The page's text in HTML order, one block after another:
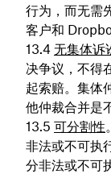
行为，而无需
客户和
无集体诉
决争议，不得
起索赔。集体
他仲裁合并是
可分割性
非法或不可执
分非法或不可